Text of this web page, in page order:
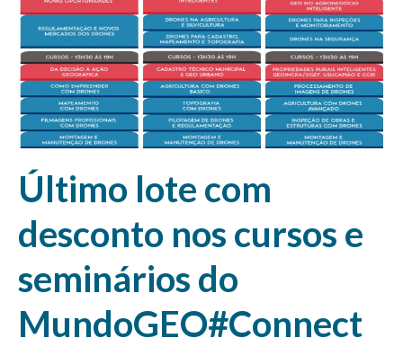
Último lote com
desconto nos cursos e
seminários do
MundoGEO#Connect